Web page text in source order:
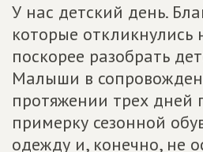
У нас детский день.
которые откликнулись
поскорее разобрать
Малыши в
протяжении трех дней
примерку сезонной
одежду и, конечно, не